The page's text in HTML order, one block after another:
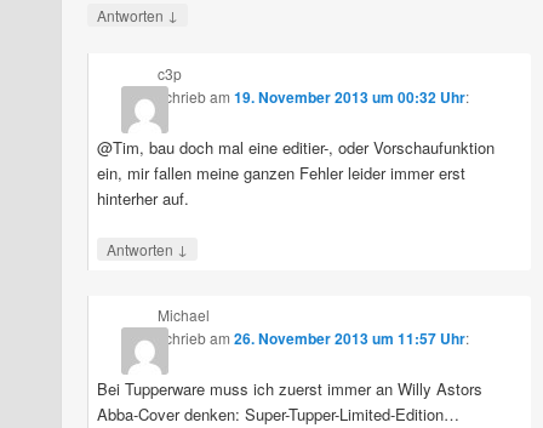
Antworten ↓
c3p
schriebam 19. November 2013 um 00:32 Uhr:
@Tim, bau doch mal eine editier-, oder Vorschaufunktion
ein, mir fallen meine ganzen Fehler leider immer erst
hinterher auf.
Antworten ↓
Michael
schriebam 26. November 2013 um 11:57 Uhr:
Bei Tupperware muss ich zuerst immer an Willy Astors
Abba-Cover denken: Super-Tupper-Limited-Edition…